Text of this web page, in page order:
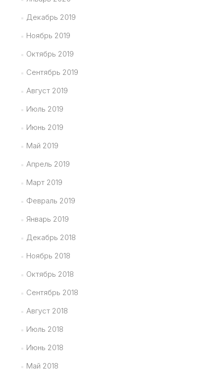
Декабрь 2019
Ноябрь 2019
Октябрь 2019
Сентябрь 2019
Август 2019
Июль 2019
Июнь 2019
Май 2019
Апрель 2019
Март 2019
Февраль 2019
Январь 2019
Декабрь 2018
Ноябрь 2018
Октябрь 2018
Сентябрь 2018
Август 2018
Июль 2018
Июнь 2018
Май 2018